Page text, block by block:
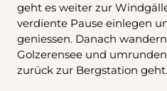
geht es weiter zur
verdiente Pause einlegen
geniessen. Danach
Golzerensee und
zurück zur Bergstation geht.